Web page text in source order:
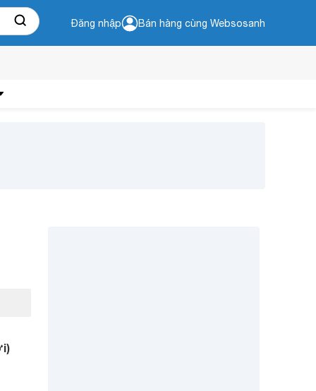
Đăng nhập Bán hàng cùng Websosanh